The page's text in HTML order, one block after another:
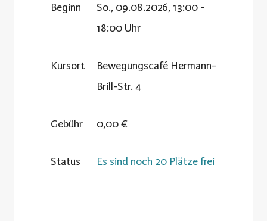
Beginn
So., 09.08.2026, 13:00 -
18:00 Uhr
Kursort
Bewegungscafé Hermann-
Brill-Str. 4
Gebühr 0,00 €
Status Es sind noch 20 Plätze frei